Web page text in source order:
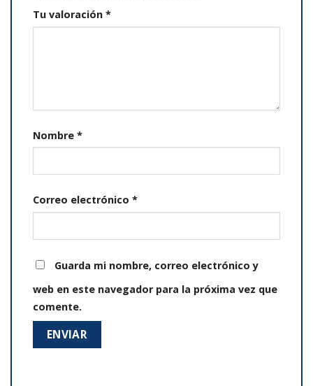
Tu valoración *
Nombre *
Correo electrónico *
Guarda mi nombre, correo electrónico y
web en este navegador para la próxima vez que
comente.